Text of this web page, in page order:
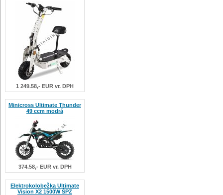
1 249.58,- EUR vr. DPH
Minicross Ultimate Thunder
49 ccm modrá
374.58,- EUR vr. DPH
Elektrokolobežka Ultimate
Vision X2 1500W ŠPZ